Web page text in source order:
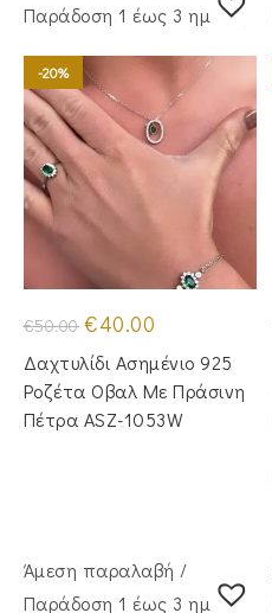
Παράδoση 1 έως 3 ημέρες
-20%
€50.00 Original
price
was:
€50.00.
€40.00
τιμή
είναι:
€40.00.
Δαχτυλίδι Ασημένιο 925
Ροζέτα Οβαλ Με Πράσινη
Πέτρα ASZ-1053W
Άμεση παραλαβή /
Παράδoση 1 έως 3 ημέρες